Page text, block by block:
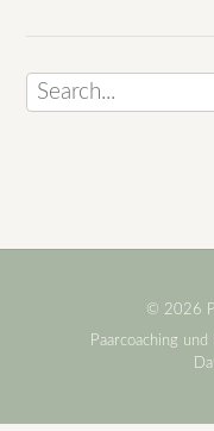
© 2026
Paarcoaching